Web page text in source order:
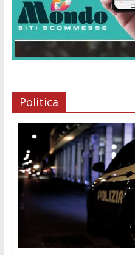
Politica